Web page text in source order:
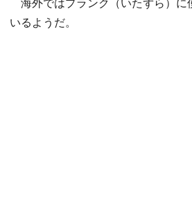
いるようだ。